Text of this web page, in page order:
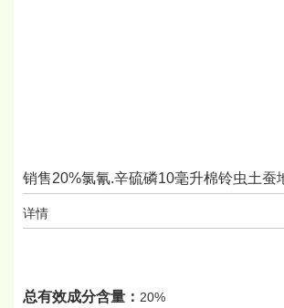
销售20%氯氰.辛硫磷10毫升棉铃虫土蚕
详情
总有效成分含量： 20%